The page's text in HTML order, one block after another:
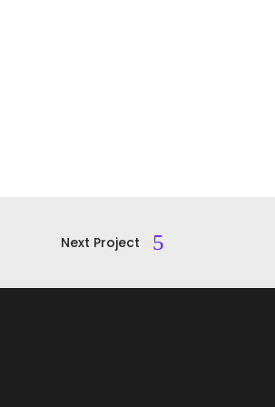
Next Project